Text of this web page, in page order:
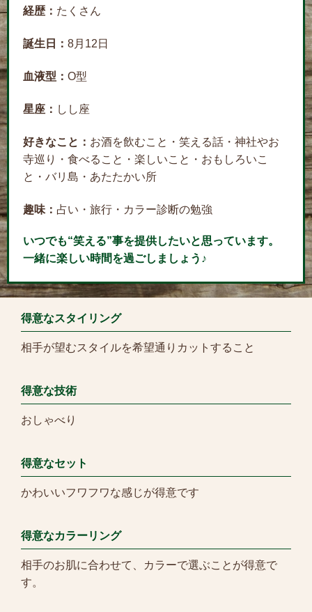
経歴： たくさん
誕生日： 8月12日
血液型： O型
星座： しし座
好きなこと： お酒を飲むこと・笑える話・神社やお
寺巡り・食べること・楽しいこと・おもしろいこ
と・バリ島・あたたかい所
趣味： 占い・旅行・カラー診断の勉強
いつでも“笑える”事を提供したいと思っています。
一緒に楽しい時間を過ごしましょう♪
得意なスタイリング
相手が望むスタイルを希望通りカットすること
得意な技術
おしゃべり
得意なセット
かわいいフワフワな感じが得意です
得意なカラーリング
相手のお肌に合わせて、カラーで選ぶことが得意で
す。